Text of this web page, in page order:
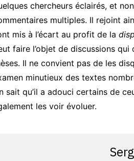
chercheurs éclairés, et
multiples. Il rejoint
mis à l’écart au profit de la
faire l’objet de discussions
Il ne convient pas de les
minutieux des textes
sait qu’il a adouci certains de
les voir évoluer.